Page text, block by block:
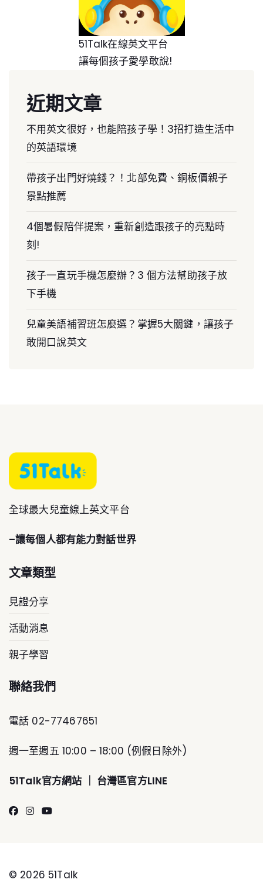
51Talk在線英文平台
讓每個孩子愛學敢說!
近期文章
不用英文很好，也能陪孩子學！3招打造生活中
的英語環境
帶孩子出門好燒錢？！北部免費、銅板價親子
景點推薦
4個暑假陪伴提案，重新創造跟孩子的亮點時
刻!
孩子一直玩手機怎麼辦？3 個方法幫助孩子放
下手機
兒童美語補習班怎麼選？掌握5大關鍵，讓孩子
敢開口說英文
全球最大兒童線上英文平台
–讓每個人都有能力對話世界
文章類型
見證分享
活動消息
親子學習
聯絡我們
電話 02-77467651
週一至週五 10:00 – 18:00 (例假日除外)
51Talk官方網站 ｜ 台灣區官方LINE
© 2026 51Talk